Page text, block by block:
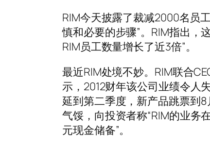
RIM今天披露了裁减2000名员
慎和必要的步骤”。RIM指出，
RIM员工数量增长了近3倍”。
最近RIM处境不妙。RIM联合
示，2012财年该公司业绩令人
延到第二季度，新产品跳票到
气馁，向投资者称“RIM的业务
元现金储备”。